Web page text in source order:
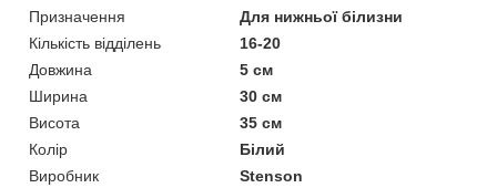
Призначення
Для нижньої білизни
Кількість відділень
16-20
Довжина
5 см
Ширина
30 см
Висота
35 см
Колір
Білий
Виробник
Stenson